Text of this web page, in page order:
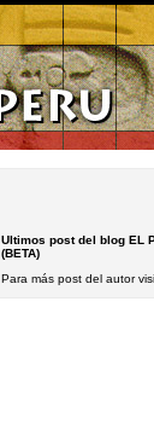
Ultimos post del blog EL
(BETA)
Para más post del autor